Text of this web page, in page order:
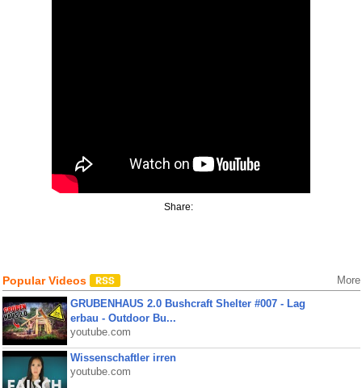
Share:
Popular Videos More
GRUBENHAUS 2.0 Bushcraft Shelter #007 - Lag
erbau - Outdoor Bu...
youtube.com
Wissenschaftler irren
youtube.com